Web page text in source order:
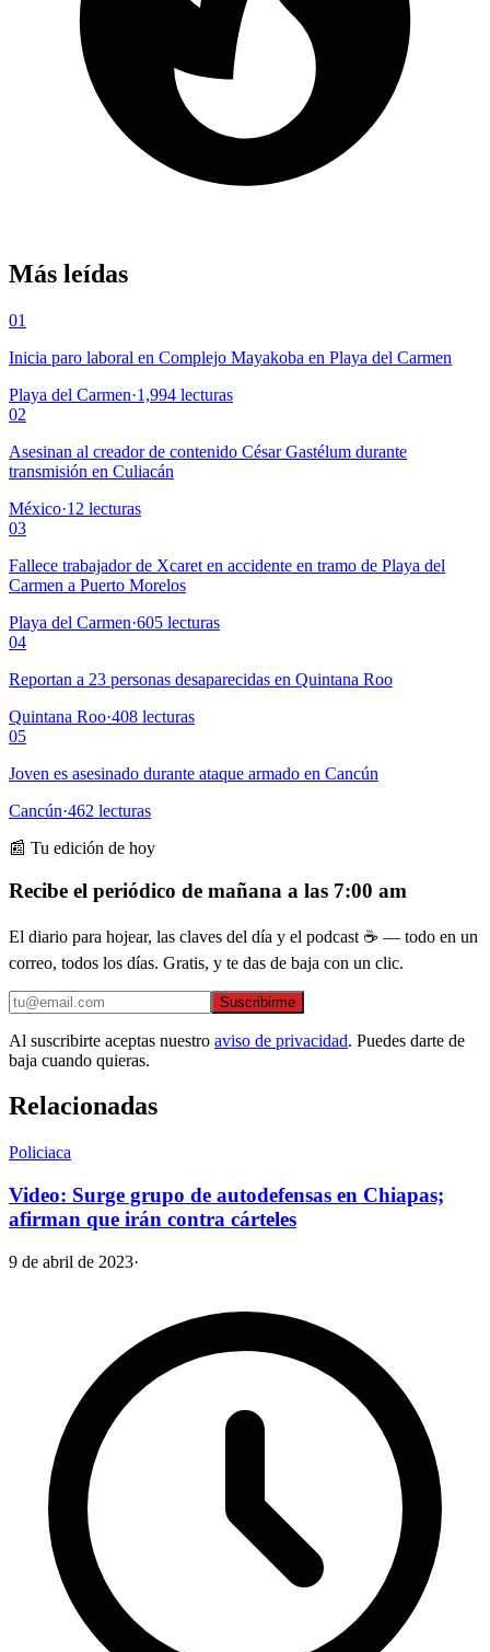
Más leídas
01
Inicia paro laboral en Complejo Mayakoba en Playa del Carmen
Playa del Carmen·1,994 lecturas
02
Asesinan al creador de contenido César Gastélum durante
transmisión en Culiacán
México·12 lecturas
03
Fallece trabajador de Xcaret en accidente en tramo de Playa del
Carmen a Puerto Morelos
Playa del Carmen·605 lecturas
04
Reportan a 23 personas desaparecidas en Quintana Roo
Quintana Roo·408 lecturas
05
Joven es asesinado durante ataque armado en Cancún
Cancún·462 lecturas
📰 Tu edición de hoy
Recibe el periódico de mañana a las 7:00 am
El diario para hojear, las claves del día y el podcast ☕ — todo en un
correo, todos los días. Gratis, y te das de baja con un clic.
Suscribirme
Al suscribirte aceptas nuestro aviso de privacidad. Puedes darte de
baja cuando quieras.
Relacionadas
Policiaca
Video: Surge grupo de autodefensas en Chiapas;
afirman que irán contra cárteles
9 de abril de 2023·